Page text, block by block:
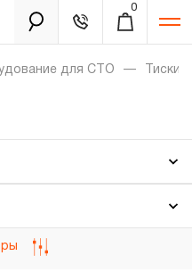
0
для СТО Тиски